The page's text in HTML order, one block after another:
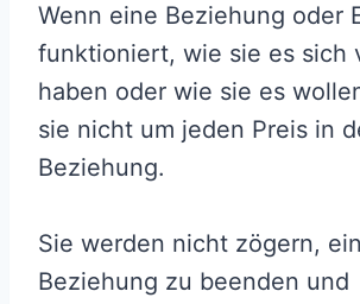
Wenn eine Beziehung oder
funktioniert, wie sie es sich
haben oder wie sie es
sie nicht um jeden Preis in
Beziehung.
Sie werden nicht zögern,
Beziehung zu beenden und